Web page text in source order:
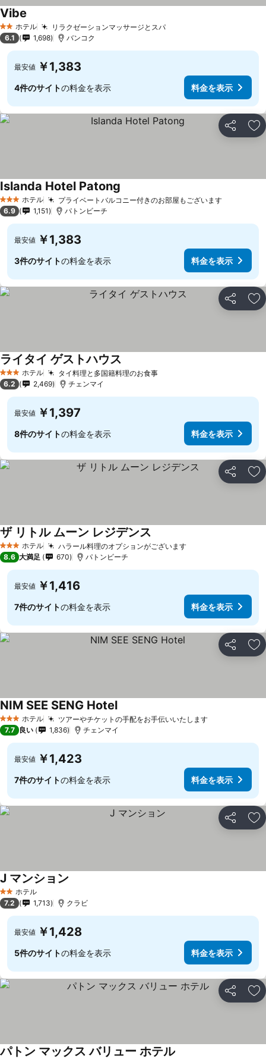
2 ホテルのランク
ホテル リラクゼーションマッサージとスパ料金を表示
Vibe
6.1 1,698 バンコク
最安値 ￥1,383
4件のサイトの料金を表示 料金を表示
シェア お
3 ホテルのランク
ホテル プライベートバルコニー付きのお部屋もございます料金を表
Islanda Hotel Patong
6.9 1,151 パトンビーチ
最安値 ￥1,383
3件のサイトの料金を表示 料金を表示
シェア お
3 ホテルのランク
ホテル タイ料理と多国籍料理のお食事料金を表示
ライタイ ゲストハウス
6.2 2,469 チェンマイ
最安値 ￥1,397
8件のサイトの料金を表示 料金を表示
シェア お
3 ホテルのランク
ホテル ハラール料理のオプションがございます料金を表示
ザ リトル ムーン レジデンス
8.6 大満足 670 パトンビーチ
最安値 ￥1,416
7件のサイトの料金を表示 料金を表示
シェア お
3 ホテルのランク
ホテル ツアーやチケットの手配をお手伝いいたします料金を表示
NIM SEE SENG Hotel料金を表示
7.7 良い 1,836 チェンマイ
最安値 ￥1,423
7件のサイトの料金を表示 料金を表示
シェア お
2 ホテルのランク
ホテル
J マンション
7.2 1,713 クラビ
最安値 ￥1,428
5件のサイトの料金を表示 料金を表示
シェア お
パトン マックス バリュー ホテル